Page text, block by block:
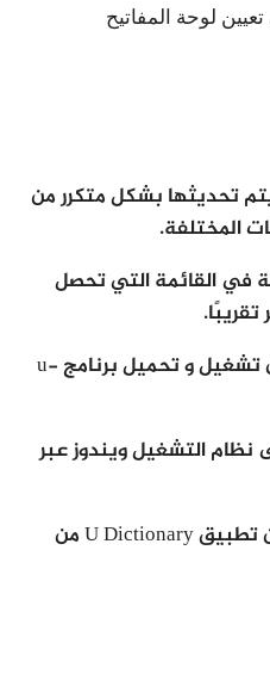
لوحة المفاتيح
تحديثها بشكل متكرر من
المختلفة.
في القائمة التي تحصل
وعن طريق هذا المحاكي يمكن تشغيل و تحميل برنامج u-
التشغيل ويندوز عبر
ثم يتم تحميل نسخة APK من تطبيق U Dictionary من